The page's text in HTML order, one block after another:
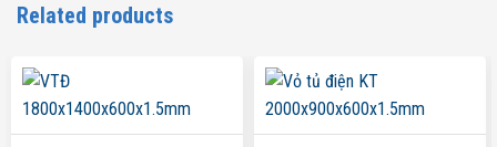
Related products